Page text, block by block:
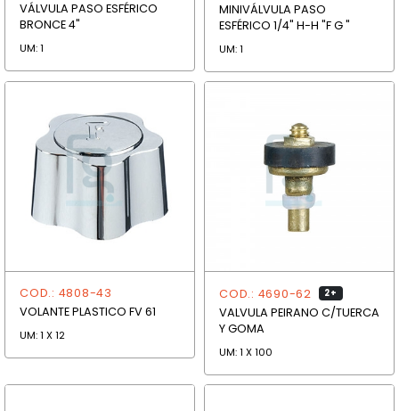
VÁLVULA PASO ESFÉRICO
BRONCE 4"
UM: 1
MINIVÁLVULA PASO
ESFÉRICO 1/4" H-H "F G "
UM: 1
COD.: 4808-43
VOLANTE PLASTICO FV 61
UM: 1 X 12
COD.: 4690-62 2+
VALVULA PEIRANO C/TUERCA
Y GOMA
UM: 1 X 100